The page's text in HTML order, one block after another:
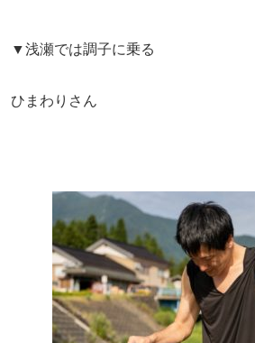
▼浅瀬では調子に乗る
ひまわりさん